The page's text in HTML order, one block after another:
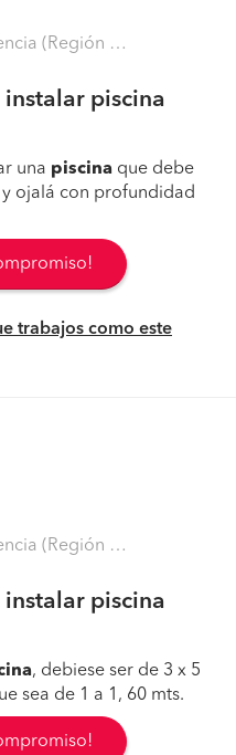
Metropolitana - Santiago)
instalar piscina
una piscina que debe
y ojalá con profundidad
trabajos como este
Metropolitana - Santiago)
instalar piscina
, debiese ser de 3 x 5
sea de 1 a 1, 60 mts.